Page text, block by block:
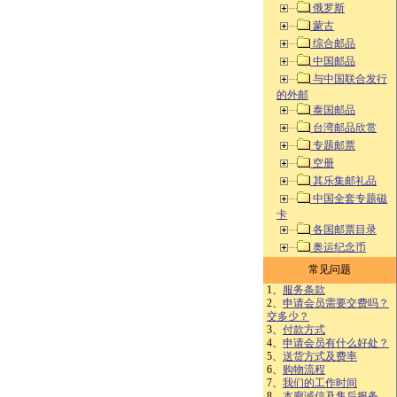
俄罗斯
蒙古
综合邮品
中国邮品
与中国联合发行
的外邮
泰国邮品
台湾邮品欣赏
专题邮票
空册
其乐集邮礼品
中国全套专题磁
卡
各国邮票目录
奥运纪念币
常见问题
1、 服务条款
2、 申请会员需要交费吗？
交多少？
3、 付款方式
4、 申请会员有什么好处？
5、 送货方式及费率
6、 购物流程
7、 我们的工作时间